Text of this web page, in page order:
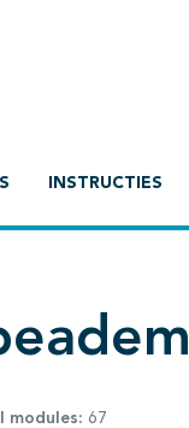
INSTRUCTIES
modules: 67